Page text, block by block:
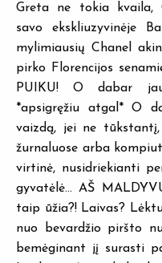
Greta ne tokia kvaila,
savo ekskliuzyvinėje
mylimiausių Chanel
pirko Florencijos
PUIKU! O dabar
*apsigręžiu atgal* O
vaizdą, jei ne
žurnaluose arba
virtinė, nusidriekianti
gyvatėlė… AŠ
taip ūžia?! Laivas?
nuo bevardžio piršto
bemėginant jį surasti